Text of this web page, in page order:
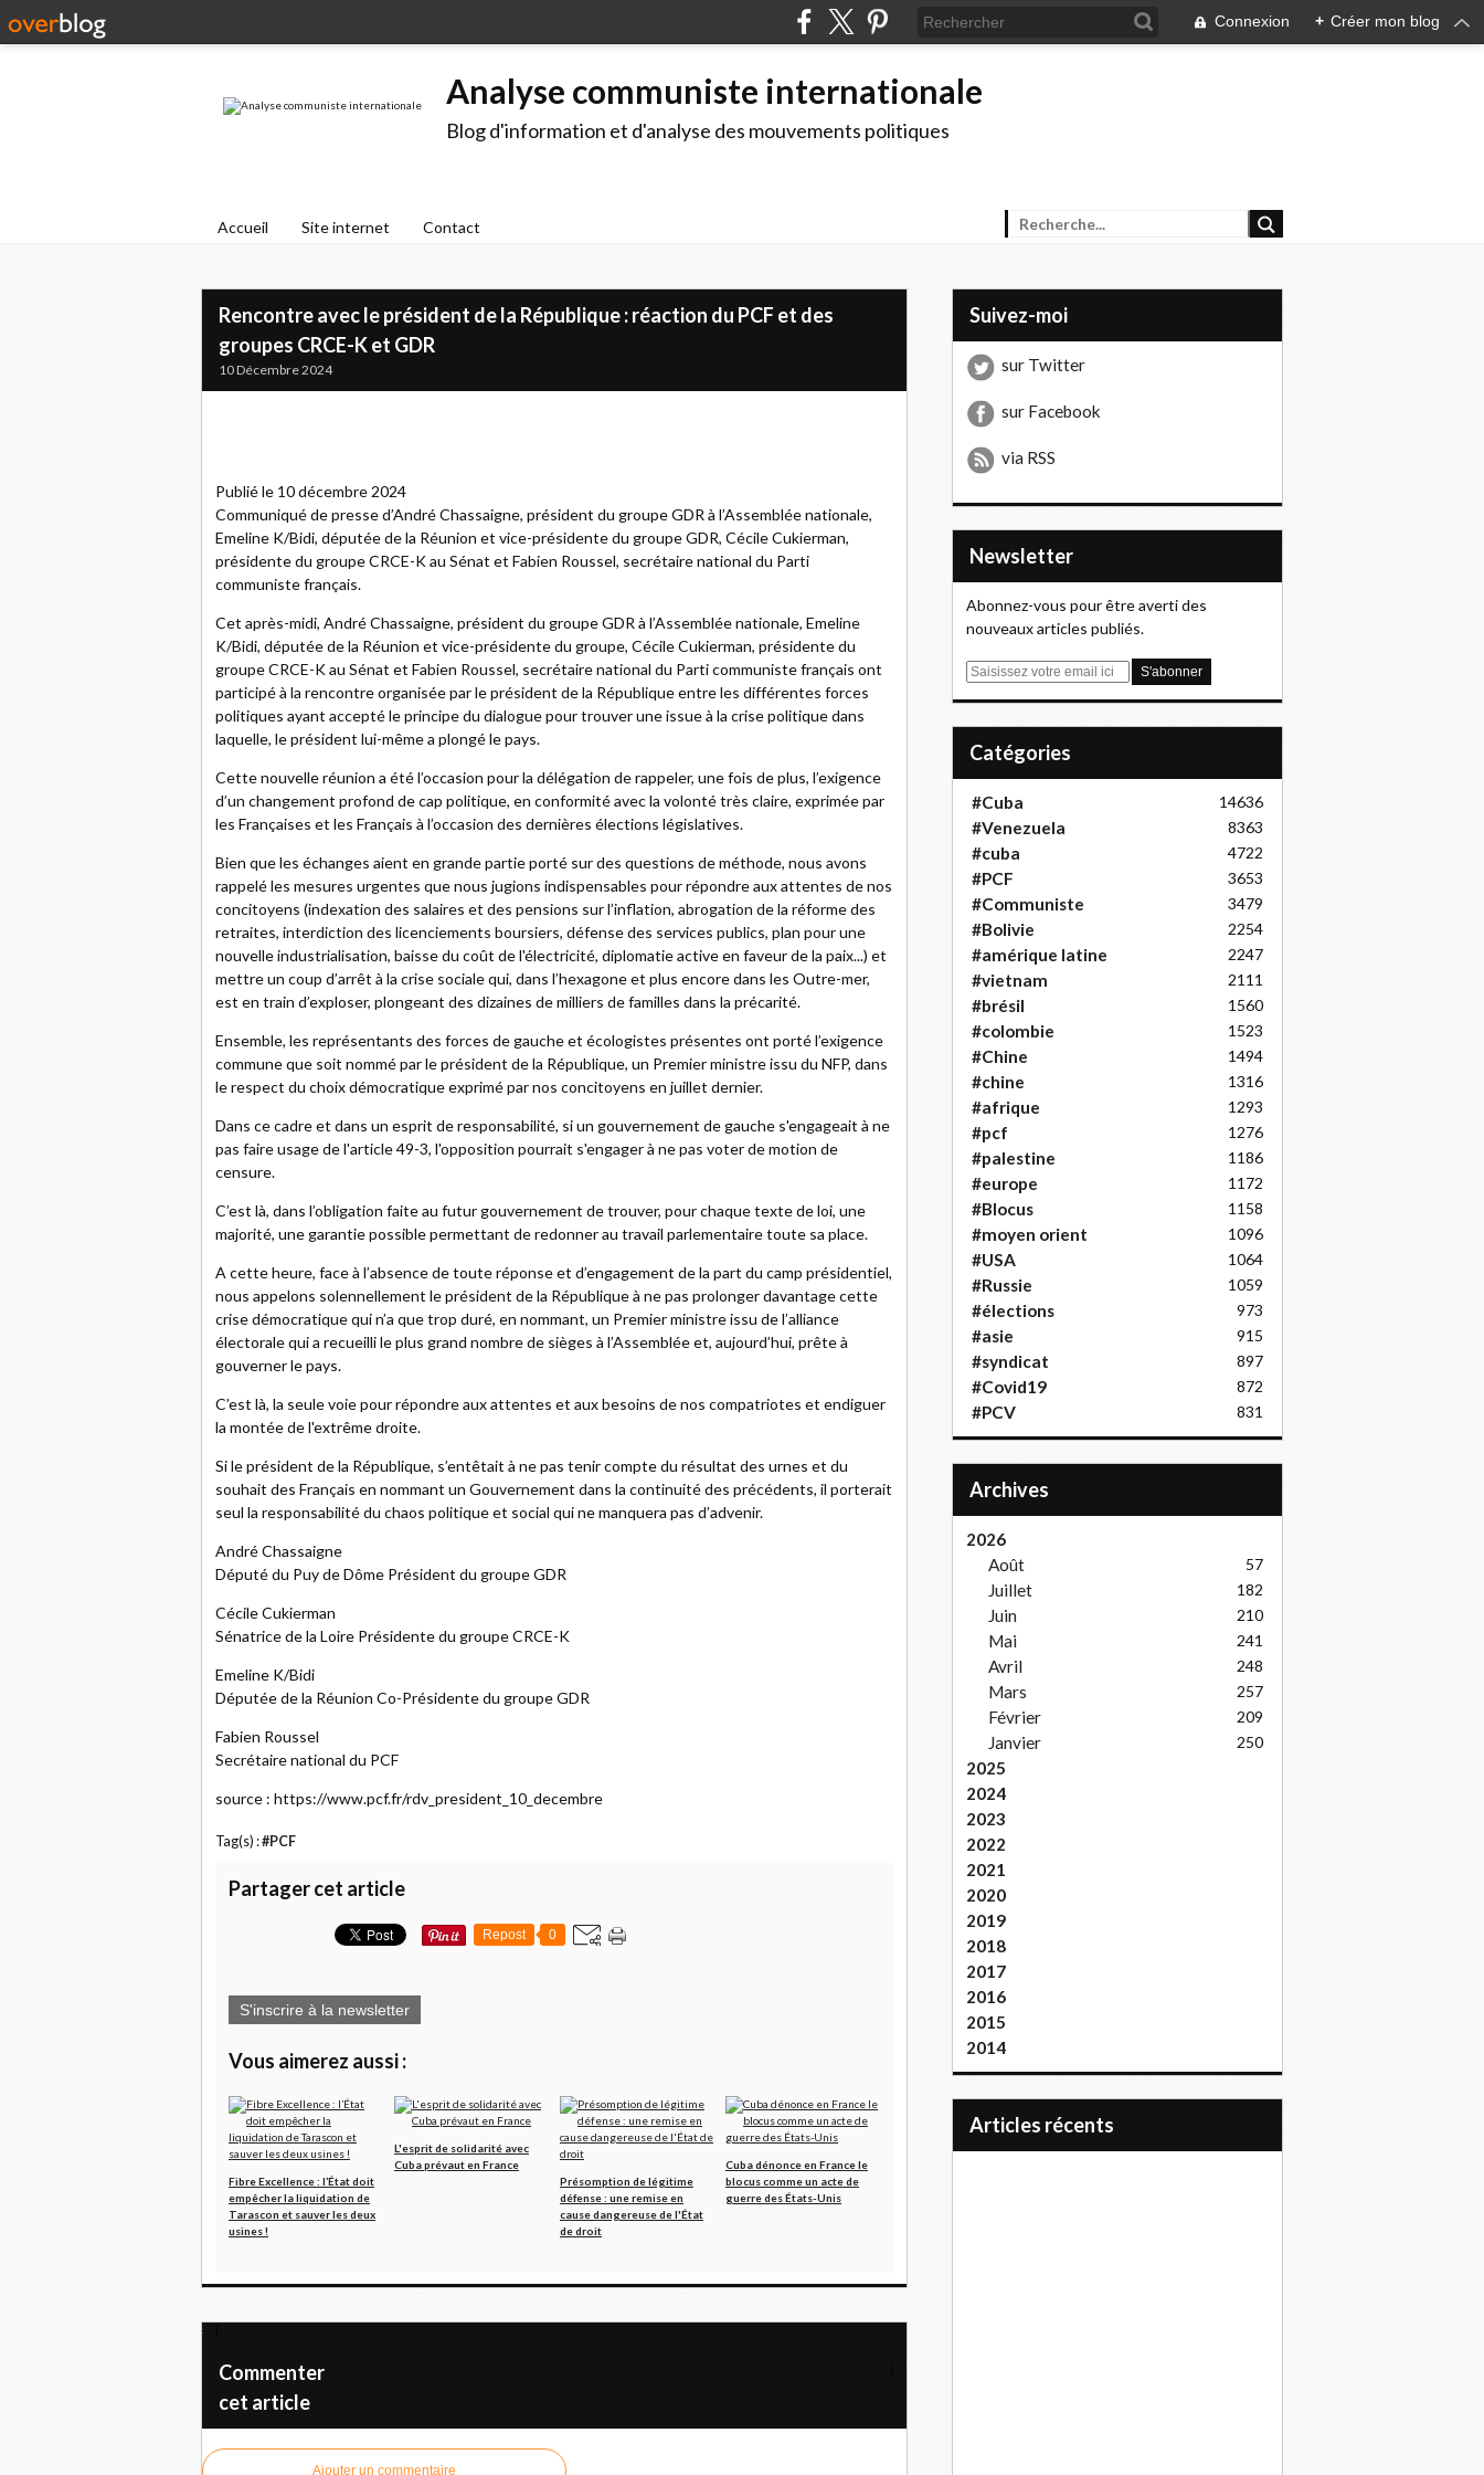
Connexion + Créer mon blog
Analyse communiste internationale
Blog d'information et d'analyse des mouvements politiques
Accueil Site internet Contact
Rencontre avec le président de la République : réaction du PCF et des
groupes CRCE-K et GDR
10 Décembre 2024
Publié le 10 décembre 2024
Communiqué de presse d’André Chassaigne, président du groupe GDR à l’Assemblée nationale,
Emeline K/Bidi, députée de la Réunion et vice-présidente du groupe GDR, Cécile Cukierman,
présidente du groupe CRCE-K au Sénat et Fabien Roussel, secrétaire national du Parti
communiste français.
Cet après-midi, André Chassaigne, président du groupe GDR à l’Assemblée nationale, Emeline
K/Bidi, députée de la Réunion et vice-présidente du groupe, Cécile Cukierman, présidente du
groupe CRCE-K au Sénat et Fabien Roussel, secrétaire national du Parti communiste français ont
participé à la rencontre organisée par le président de la République entre les différentes forces
politiques ayant accepté le principe du dialogue pour trouver une issue à la crise politique dans
laquelle, le président lui-même a plongé le pays.
Cette nouvelle réunion a été l’occasion pour la délégation de rappeler, une fois de plus, l’exigence
d’un changement profond de cap politique, en conformité avec la volonté très claire, exprimée par
les Françaises et les Français à l’occasion des dernières élections législatives.
Bien que les échanges aient en grande partie porté sur des questions de méthode, nous avons
rappelé les mesures urgentes que nous jugions indispensables pour répondre aux attentes de nos
concitoyens (indexation des salaires et des pensions sur l’inflation, abrogation de la réforme des
retraites, interdiction des licenciements boursiers, défense des services publics, plan pour une
nouvelle industrialisation, baisse du coût de l'électricité, diplomatie active en faveur de la paix...) et
mettre un coup d’arrêt à la crise sociale qui, dans l’hexagone et plus encore dans les Outre-mer,
est en train d’exploser, plongeant des dizaines de milliers de familles dans la précarité.
Ensemble, les représentants des forces de gauche et écologistes présentes ont porté l’exigence
commune que soit nommé par le président de la République, un Premier ministre issu du NFP, dans
le respect du choix démocratique exprimé par nos concitoyens en juillet dernier.
Dans ce cadre et dans un esprit de responsabilité, si un gouvernement de gauche s'engageait à ne
pas faire usage de l'article 49-3, l'opposition pourrait s'engager à ne pas voter de motion de
censure.
C’est là, dans l’obligation faite au futur gouvernement de trouver, pour chaque texte de loi, une
majorité, une garantie possible permettant de redonner au travail parlementaire toute sa place.
A cette heure, face à l’absence de toute réponse et d’engagement de la part du camp présidentiel,
nous appelons solennellement le président de la République à ne pas prolonger davantage cette
crise démocratique qui n’a que trop duré, en nommant, un Premier ministre issu de l’alliance
électorale qui a recueilli le plus grand nombre de sièges à l’Assemblée et, aujourd’hui, prête à
gouverner le pays.
C’est là, la seule voie pour répondre aux attentes et aux besoins de nos compatriotes et endiguer
la montée de l'extrême droite.
Si le président de la République, s’entêtait à ne pas tenir compte du résultat des urnes et du
souhait des Français en nommant un Gouvernement dans la continuité des précédents, il porterait
seul la responsabilité du chaos politique et social qui ne manquera pas d’advenir.
André Chassaigne
Député du Puy de Dôme Président du groupe GDR
Cécile Cukierman
Sénatrice de la Loire Présidente du groupe CRCE-K
Emeline K/Bidi
Députée de la Réunion Co-Présidente du groupe GDR
Fabien Roussel
Secrétaire national du PCF
source : https://www.pcf.fr/rdv_president_10_decembre
Tag(s) :#PCF
Partager cet article
Repost 0
S'inscrire à la newsletter
Vous aimerez aussi :
Fibre Excellence : l’État doit
empêcher la liquidation de
Tarascon et sauver les deux
usines !
L'esprit de solidarité avec
Cuba prévaut en France
Présomption de légitime
défense : une remise en
cause dangereuse de l'État
de droit
Cuba dénonce en France le
blocus comme un acte de
guerre des États-Unis
Commenter
cet article
Ajouter un commentaire
Suivez-moi
sur Twitter
sur Facebook
via RSS
Newsletter
Abonnez-vous pour être averti des
nouveaux articles publiés.
E
Catégories
#Cuba 14636
#Venezuela 8363
#cuba 4722
#PCF 3653
#Communiste 3479
#Bolivie 2254
#amérique latine 2247
#vietnam 2111
#brésil 1560
#colombie 1523
#Chine 1494
#chine 1316
#afrique 1293
#pcf 1276
#palestine 1186
#europe 1172
#Blocus 1158
#moyen orient 1096
#USA 1064
#Russie 1059
#élections 973
#asie 915
#syndicat 897
#Covid19 872
#PCV 831
Archives
2026
Août
57
Juillet 182
Juin 210
Mai 241
Avril 248
Mars 257
Février 209
Janvier 250
2025
2024
2023
2022
2021
2020
2019
2018
2017
2016
2015
2014
articles récents